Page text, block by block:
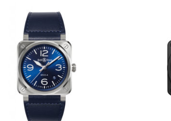
ス性能
ー、軍用といったプロフェッショナルの現場を想定
います。